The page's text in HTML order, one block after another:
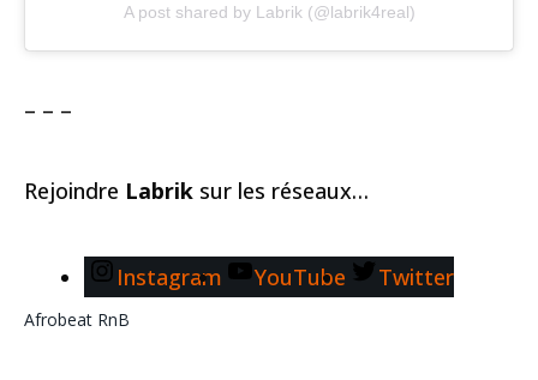
A post shared by Labrik (@labrik4real)
– – –
Rejoindre Labrik sur les réseaux…
Instagram YouTube Twitter
Afrobeat RnB